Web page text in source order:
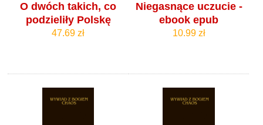
O dwóch takich, co
podzieliły Polskę
47.69 zł
Niegasnące uczucie -
ebook epub
10.99 zł